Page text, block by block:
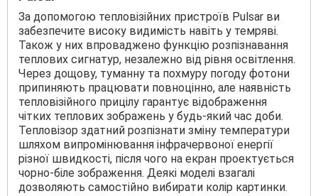
За допомогою тепловізійних пристроїв Pulsar ви
забезпечите високу видимість навіть у темряві.
Також у них впроваджено функцію розпізнавання
теплових сигнатур, незалежно від рівня освітлення.
Через дощову, туманну та похмуру погоду фотони
припиняють працювати повноцінно, але наявність
тепловізійного прицілу гарантує відображення
чітких теплових зображень у будь-який час доби.
Тепловізор здатний розпізнати зміну температури
шляхом випромінювання інфрачервоної енергії
різної швидкості, після чого на екран проектується
чорно-біле зображення. Деякі моделі взагалі
дозволяють самостійно вибирати колір картинки.